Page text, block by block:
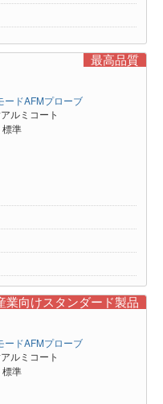
最高品質
ードAFMプローブ
ルミコート
標準
業向けスタンダード製品
ードAFMプローブ
ルミコート
標準